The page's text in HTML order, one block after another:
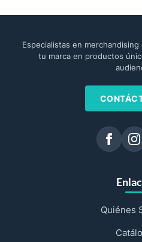
Especialistas en
tu marca en productos
Quiénes